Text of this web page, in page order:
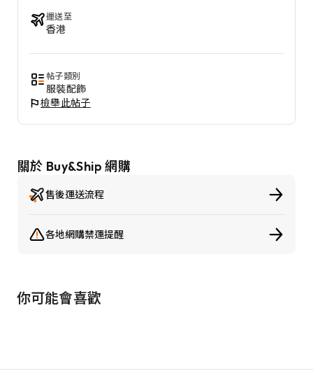
運送至
香港
帖子類別
服裝配飾
檢舉此帖子
關於 Buy&Ship 網購
售後運送流程
各地網購禁運提醒
你可能會喜歡